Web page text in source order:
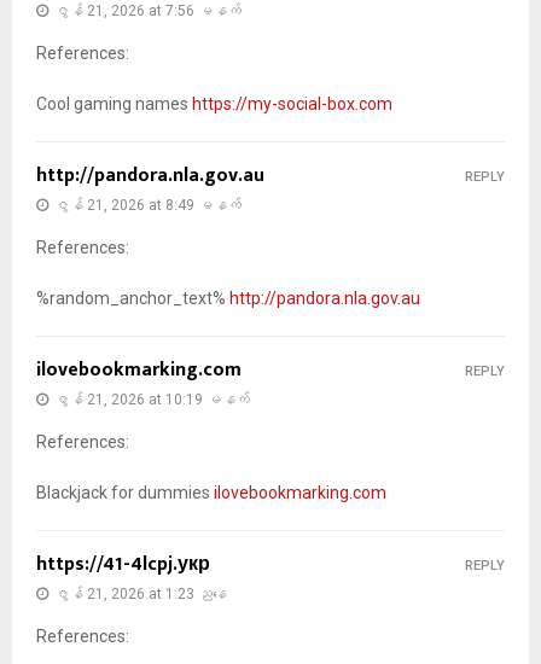
ဇွန် 21, 2026 at 7:56 မနက်
References:
Cool gaming names https://my-social-box.com
http://pandora.nla.gov.au
ဇွန် 21, 2026 at 8:49 မနက်
References:
%random_anchor_text% http://pandora.nla.gov.au
REPLY
ilovebookmarking.com
ဇွန် 21, 2026 at 10:19 မနက်
References:
Blackjack for dummies ilovebookmarking.com
REPLY
https://41-4lcpj.укр
ဇွန် 21, 2026 at 1:23 ညနေ
References:
REPLY